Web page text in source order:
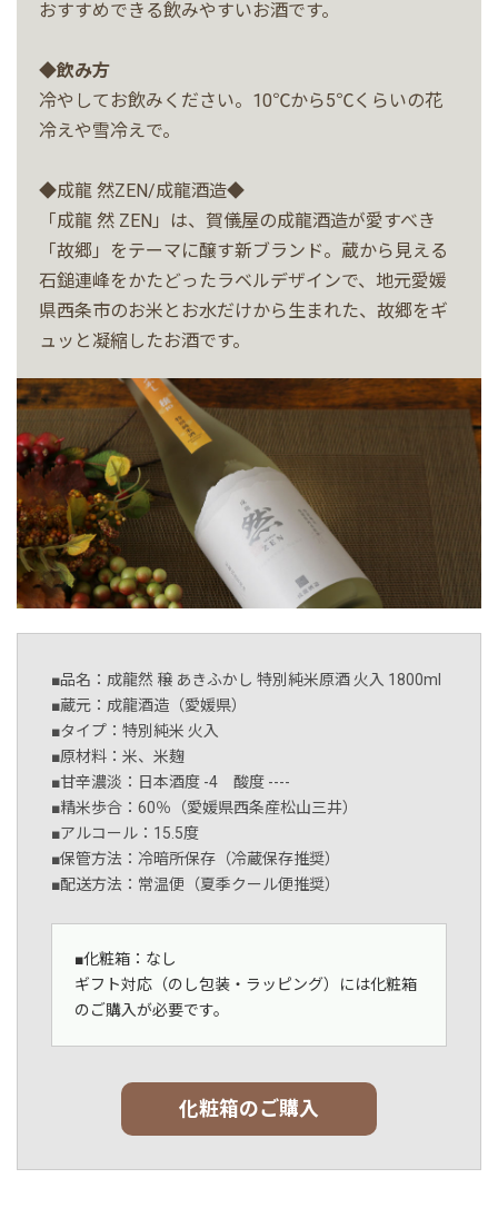
おすすめできる飲みやすいお酒です。
◆飲み方
冷やしてお飲みください。10℃から5℃くらいの花
冷えや雪冷えで。
◆成龍 然ZEN/成龍酒造◆
「成龍 然 ZEN」は、賀儀屋の成龍酒造が愛すべき
「故郷」をテーマに醸す新ブランド。蔵から見える
石鎚連峰をかたどったラベルデザインで、地元愛媛
県西条市のお米とお水だけから生まれた、故郷をギ
ュッと凝縮したお酒です。
■品名：成龍然 穣 あきふかし 特別純米原酒 火入 1800ml
■蔵元：成龍酒造（愛媛県）
■タイプ：特別純米 火入
■原材料：米、米麹
■甘辛濃淡：日本酒度 -4 酸度 ----
■精米歩合：60％（愛媛県西条産松山三井）
■アルコール：15.5度
■保管方法：冷暗所保存（冷蔵保存推奨）
■配送方法：常温便（夏季クール便推奨）
■化粧箱：なし
ギフト対応（のし包装・ラッピング）には化粧箱
のご購入が必要です。
化粧箱のご購入